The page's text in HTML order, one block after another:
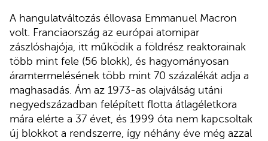
A hangulatváltozás éllovasa Emmanuel Macron
volt. Franciaország az európai atomipar
zászlóshajója, itt működik a földrész reaktorainak
több mint fele (56 blokk), és hagyományosan
áramtermelésének több mint 70 százalékát adja a
maghasadás. Ám az 1973-as olajválság utáni
negyedszázadban felépített flotta átlagéletkora
mára elérte a 37 évet, és 1999 óta nem kapcsoltak
új blokkot a rendszerre, így néhány éve még azzal